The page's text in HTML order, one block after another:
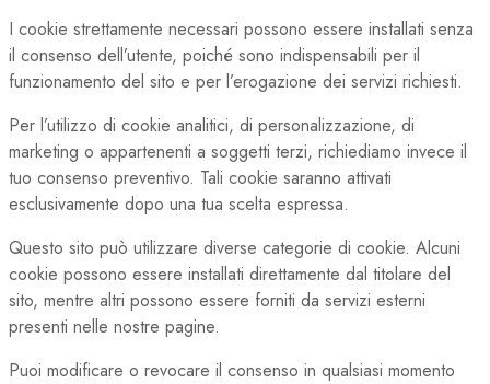
I cookie strettamente necessari possono essere installati senza
il consenso dell’utente, poiché sono indispensabili per il
funzionamento del sito e per l’erogazione dei servizi richiesti.
Per l’utilizzo di cookie analitici, di personalizzazione, di
marketing o appartenenti a soggetti terzi, richiediamo invece il
tuo consenso preventivo. Tali cookie saranno attivati
esclusivamente dopo una tua scelta espressa.
Questo sito può utilizzare diverse categorie di cookie. Alcuni
cookie possono essere installati direttamente dal titolare del
sito, mentre altri possono essere forniti da servizi esterni
presenti nelle nostre pagine.
Puoi modificare o revocare il consenso in qualsiasi momento